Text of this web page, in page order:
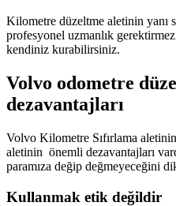
Kilometre düzeltme aletinin yanı
profesyonel uzmanlık
kendiniz kurabilirsiniz.
Volvo odometre
dezavantajları
Volvo Kilometre Sıfırlama
aletinin önemli dezavantajları
paramıza değip değmeyeceğini
Kullanmak etik değildir